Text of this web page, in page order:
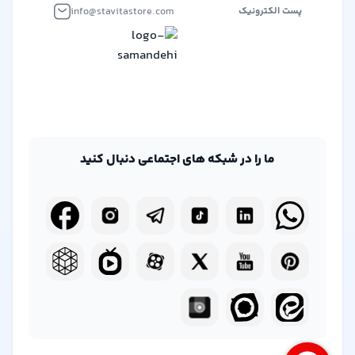
پست الکترونیک
info@stavitastore.com
ما را در شبکه های اجتماعی دنبال کنید